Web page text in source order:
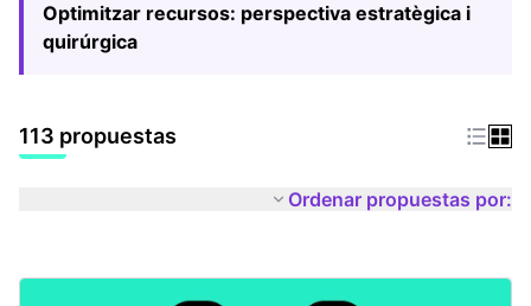
Optimitzar recursos: perspectiva estratègica i
quirúrgica
113 propuestas
Ordenar propuestas por: